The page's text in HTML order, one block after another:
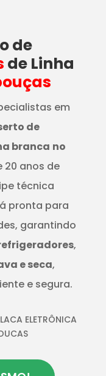
de
de Linha
em
de
branca no
20 anos de
técnica
pronta para
garantindo
,
e seca,
e segura.
ELETRÔNICA